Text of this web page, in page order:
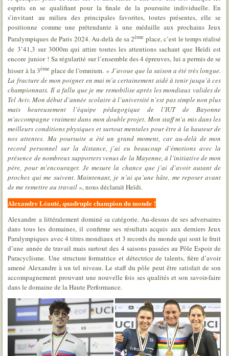
esprits en se qualifiant pour la finale de la poursuite individuelle. En
s’invitant au milieu des principales favorites, toutes présentes, elle se
positionne comme une prétendante à une médaille aux prochains Jeux
Paralympiques de Paris 2024. Au-delà de sa 2ème place, c’est le temps réalisé
de 3’41,3 sur 3000m qui attire toutes les attentions sachant que Heïdi est
encore junior ! Sa régularité sur l’ensemble des 4 épreuves, lui a permis de se
hisser à la 3èmeplace de l’omnium. « J’avoue que la saison a été très longue.
La fracture de mon poignet en mai m’a certainement aidé à tenir jusqu’à ces
championnats. Il a fallu que je me remobilise après les mondiaux valides de
Tel Aviv. Mon début d’année scolaire à l’université n’est pas simple non plus
mais heureusement l’équipe pédagogique de l’IUT de Bayonne
m’accompagne vraiment dans mon double projet. Mon staff m’a mis dans les
meilleurs conditions physiques et surtout mentales pour être à la hauteur de
nos attentes. Ma poursuite a été un grand moment, car au-delà de mon
record personnel sur la distance, j’ai eu beaucoup d’émotions avec la
présence de nombreux supporters venus de la Mayenne, à l’initiative de mon
père, pour m’encourager. Je mesure la chance que j’ai d’avoir autant de
proches qui me suivent. Maintenant, je n’ai qu’une hâte, me reposer avant
de me remettre au travail », nous déclarait Heïdi.
Alexandre Léauté, quadruple champion du monde !
Alexandre a littéralement dominé sa catégorie. Au-dessus de ses adversaires
dans tous les domaines, il confirme ses résultats acquis aux derniers Jeux
Paralympiques avec 4 titres mondiaux et 3 records du monde qui sont le fruit
d’une année de travail mais surtout des 4 saisons passées au Pôle Espoir de
Paracyclisme. Une structure formatrice et détectrice de talents, fière d’avoir
amené Alexandre à un tel niveau. Le staff du pôle peut être satisfait de son
accompagnement prouvant une nouvelle fois ses qualités et son savoir-faire
dans le domaine de la Haute Performance.